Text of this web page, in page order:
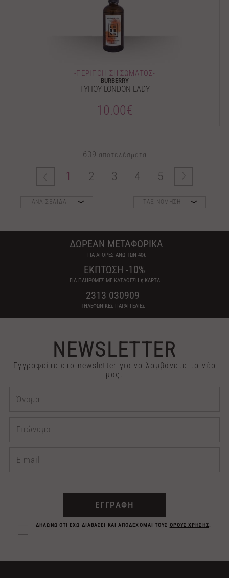
-ΠΕΡΙΠΟΙΗΣΗ ΣΩΜΑΤΟΣ-
BURBERRY
ΤΥΠΟΥ LONDON LADY
10.00€
639 αποτελέσματα
1 2 3 4 5
ΑΝΑ ΣΕΛΙΔΑ ΤΑΞΙΝΟΜΗΣΗ
ΔΩΡΕΑΝ ΜΕΤΑΦΟΡΙΚΑ
ΓΙΑ ΑΓΟΡΕΣ ΑΝΩ ΤΩΝ 40€
ΕΚΠΤΩΣΗ -10%
ΓΙΑ ΠΛΗΡΩΜΕΣ ΜΕ ΚΑΤΑΘΕΣΗ ή ΚΑΡΤΑ
2313 030909
ΤΗΛΕΦΩΝΙΚΕΣ ΠΑΡΑΓΓΕΛΙΕΣ
NEWSLETTER
Εγγραφείτε στο newsletter για να λαμβάνετε τα νέα
μας.
ΕΓΓΡΑΦΗ
ΔΗΛΩΝΩ ΟΤΙ ΕΧΩ ΔΙΑΒΑΣΕΙ ΚΑΙ ΑΠΟΔΕΧΟΜΑΙ ΤΟΥΣ ΟΡΟΥΣ ΧΡΗΣΗΣ.